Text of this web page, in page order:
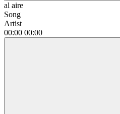
al aire
Song
Artist
00:00 00:00